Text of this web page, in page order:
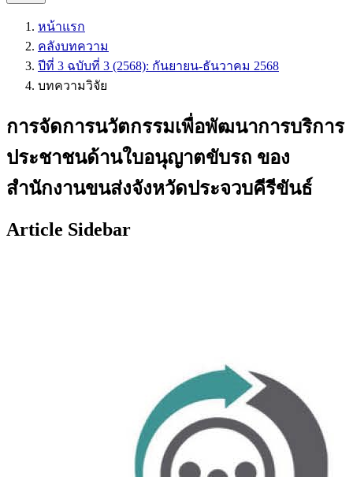
หน้าแรก
คลังบทความ
ปีที่ 3 ฉบับที่ 3 (2568): กันยายน-ธันวาคม 2568
บทความวิจัย
การจัดการนวัตกรรมเพื่อพัฒนาการบริการ
ประชาชนด้านใบอนุญาตขับรถ ของ
สำนักงานขนส่งจังหวัดประจวบคีรีขันธ์
Article Sidebar